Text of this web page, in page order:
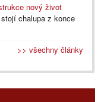
nový život
chalupa z konce
>> všechny články